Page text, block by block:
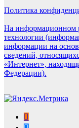
Политика
На информационном
технологии
информации на
сведений,
«Интернет»,
Федерации).